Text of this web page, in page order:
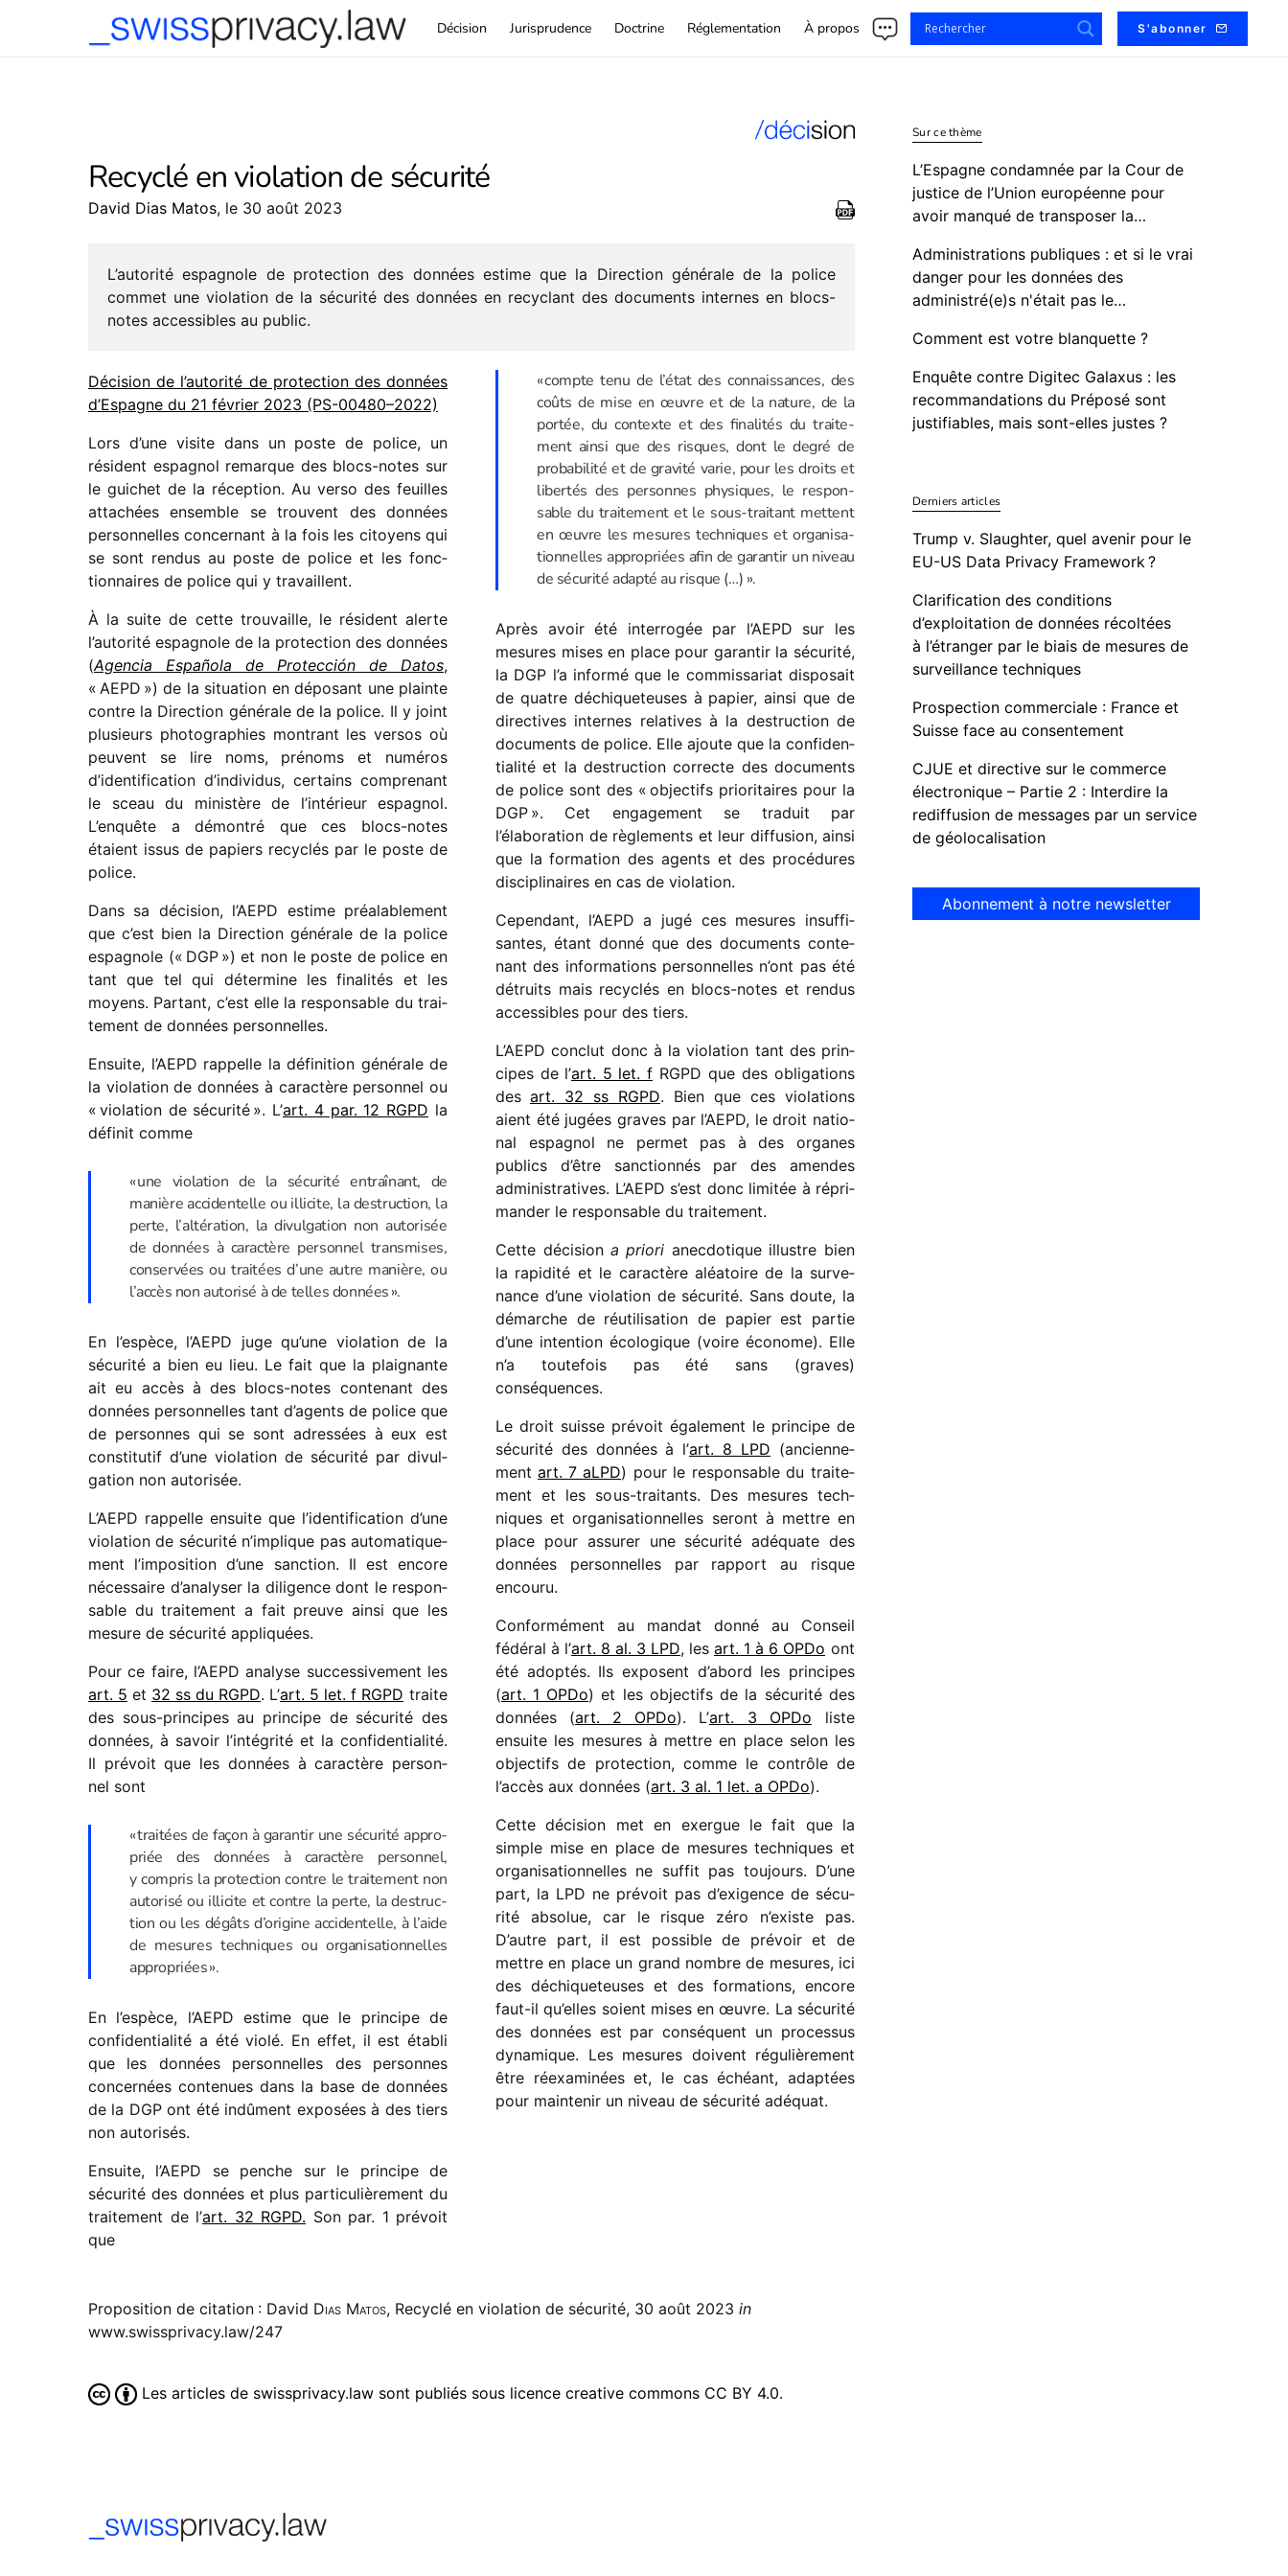
Décision Jurisprudence Doctrine Réglementation À propos S'abonner
Recyclé en violation de sécurité
David Dias Matos, le 30 août 2023
L’autorité espa­gnole de protec­tion des données estime que la Direction géné­rale de la police
commet une viola­tion de la sécu­rité des données en recy­clant des docu­ments internes en blocs-
notes acces­sibles au public.
Décision de l’autorité de protec­tion des données
d’Espagne du 21 février 2023 (PS-00480–2022)
Lors d’une visite dans un poste de police, un
résident espa­gnol remarque des blocs-notes sur
le guichet de la récep­tion. Au verso des feuilles
atta­chées ensemble se trouvent des données
person­nelles concer­nant à la fois les citoyens qui
se sont rendus au poste de police et les fonc­
tion­naires de police qui y travaillent.
À la suite de cette trou­vaille, le résident alerte
l’autorité espa­gnole de la protec­tion des données
(Agencia Española de Protección de Datos,
« AEPD ») de la situa­tion en dépo­sant une plainte
contre la Direction géné­rale de la police. Il y joint
plusieurs photo­gra­phies montrant les versos où
peuvent se lire noms, prénoms et numé­ros
d’identification d’individus, certains compre­nant
le sceau du minis­tère de l’intérieur espa­gnol.
L’enquête a démon­tré que ces blocs-notes
étaient issus de papiers recy­clés par le poste de
police.
Dans sa déci­sion, l’AEPD estime préa­la­ble­ment
que c’est bien la Direction géné­rale de la police
espa­gnole (« DGP ») et non le poste de police en
tant que tel qui déter­mine les fina­li­tés et les
moyens. Partant, c’est elle la respon­sable du trai­
te­ment de données personnelles.
Ensuite, l’AEPD rappelle la défi­ni­tion géné­rale de
la viola­tion de données à carac­tère person­nel ou
« viola­tion de sécu­rité ». L’art. 4 par. 12 RGPD la
défi­nit comme
« une viola­tion de la sécu­rité entraî­nant, de
manière acci­den­telle ou illi­cite, la destruc­tion, la
perte, l’al­té­ra­tion, la divul­ga­tion non auto­ri­sée
de données à carac­tère person­nel trans­mises,
conser­vées ou trai­tées d’une autre manière, ou
l’ac­cès non auto­risé à de telles données ».
En l’espèce, l’AEPD juge qu’une viola­tion de la
sécu­rité a bien eu lieu. Le fait que la plai­gnante
ait eu accès à des blocs-notes conte­nant des
données person­nelles tant d’agents de police que
de personnes qui se sont adres­sées à eux est
consti­tu­tif d’une viola­tion de sécu­rité par divul­
ga­tion non autorisée.
L’AEPD rappelle ensuite que l’identification d’une
viola­tion de sécu­rité n’implique pas auto­ma­ti­que­
ment l’imposition d’une sanc­tion. Il est encore
néces­saire d’analyser la dili­gence dont le respon­
sable du trai­te­ment a fait preuve ainsi que les
mesure de sécu­rité appliquées.
Pour ce faire, l’AEPD analyse succes­si­ve­ment les
art. 5 et 32 ss du RGPD. L’art. 5 let. f RGPD traite
des sous-prin­cipes au prin­cipe de sécu­rité des
données, à savoir l’intégrité et la confi­den­tia­lité.
Il prévoit que les données à carac­tère person­
nel sont
« trai­tées de façon à garan­tir une sécu­rité appro­
priée des données à carac­tère person­nel,
y compris la protec­tion contre le trai­te­ment non
auto­risé ou illi­cite et contre la perte, la destruc­
tion ou les dégâts d’ori­gine acci­den­telle, à l’aide
de mesures tech­niques ou orga­ni­sa­tion­nelles
appropriées ».
En l’espèce, l’AEPD estime que le prin­cipe de
confi­den­tia­lité a été violé. En effet, il est établi
que les données person­nelles des personnes
concer­nées conte­nues dans la base de données
de la DGP ont été indû­ment expo­sées à des tiers
non autorisés.
Ensuite, l’AEPD se penche sur le prin­cipe de
sécu­rité des données et plus parti­cu­liè­re­ment du
trai­te­ment de l’art. 32 RGPD. Son par. 1 prévoit
que
« compte tenu de l’état des connais­sances, des
coûts de mise en œuvre et de la nature, de la
portée, du contexte et des fina­li­tés du trai­te­
ment ainsi que des risques, dont le degré de
proba­bi­lité et de gravité varie, pour les droits et
liber­tés des personnes physiques, le respon­
sable du trai­te­ment et le sous-trai­tant mettent
en œuvre les mesures tech­niques et orga­ni­sa­
tion­nelles appro­priées afin de garan­tir un niveau
de sécu­rité adapté au risque (…) ».
Après avoir été inter­ro­gée par l’AEPD sur les
mesures mises en place pour garan­tir la sécu­rité,
la DGP l’a informé que le commis­sa­riat dispo­sait
de quatre déchi­que­teuses à papier, ainsi que de
direc­tives internes rela­tives à la destruc­tion de
docu­ments de police. Elle ajoute que la confi­den­
tia­lité et la destruc­tion correcte des docu­ments
de police sont des « objec­tifs prio­ri­taires pour la
DGP ». Cet enga­ge­ment se traduit par
l’élaboration de règle­ments et leur diffu­sion, ainsi
que la forma­tion des agents et des procé­dures
disci­pli­naires en cas de violation.
Cependant, l’AEPD a jugé ces mesures insuf­fi­
santes, étant donné que des docu­ments conte­
nant des infor­ma­tions person­nelles n’ont pas été
détruits mais recy­clés en blocs-notes et rendus
acces­sibles pour des tiers.
L’AEPD conclut donc à la viola­tion tant des prin­
cipes de l’art. 5 let. f RGPD que des obli­ga­tions
des art. 32 ss RGPD. Bien que ces viola­tions
aient été jugées graves par l’AEPD, le droit natio­
nal espa­gnol ne permet pas à des organes
publics d’être sanc­tion­nés par des amendes
admi­nis­tra­tives. L’AEPD s’est donc limi­tée à répri­
man­der le respon­sable du traitement.
Cette déci­sion a priori anec­do­tique illustre bien
la rapi­dité et le carac­tère aléa­toire de la surve­
nance d’une viola­tion de sécu­rité. Sans doute, la
démarche de réuti­li­sa­tion de papier est partie
d’une inten­tion écolo­gique (voire économe). Elle
n’a toute­fois pas été sans (graves)
conséquences.
Le droit suisse prévoit égale­ment le prin­cipe de
sécu­rité des données à l’art. 8 LPD (ancien­ne­
ment art. 7 aLPD) pour le respon­sable du trai­te­
ment et les sous-trai­tants. Des mesures tech­
niques et orga­ni­sa­tion­nelles seront à mettre en
place pour assu­rer une sécu­rité adéquate des
données person­nelles par rapport au risque
encouru.
Conformément au mandat donné au Conseil
fédé­ral à l’art. 8 al. 3 LPD, les art. 1 à 6 OPDo ont
été adop­tés. Ils exposent d’abord les prin­cipes
(art. 1 OPDo) et les objec­tifs de la sécu­rité des
données (art. 2 OPDo). L’art. 3 OPDo liste
ensuite les mesures à mettre en place selon les
objec­tifs de protec­tion, comme le contrôle de
l’accès aux données (art. 3 al. 1 let. a OPDo).
Cette déci­sion met en exergue le fait que la
simple mise en place de mesures tech­niques et
orga­ni­sa­tion­nelles ne suffit pas toujours. D’une
part, la LPD ne prévoit pas d’exigence de sécu­
rité abso­lue, car le risque zéro n’existe pas.
D’autre part, il est possible de prévoir et de
mettre en place un grand nombre de mesures, ici
des déchi­que­teuses et des forma­tions, encore
faut-il qu’elles soient mises en œuvre. La sécu­rité
des données est par consé­quent un proces­sus
dyna­mique. Les mesures doivent régu­liè­re­ment
être réexa­mi­nées et, le cas échéant, adap­tées
pour main­te­nir un niveau de sécu­rité adéquat.
Proposition de citation : David Dias Matos, Recyclé en violation de sécurité, 30 août 2023 in
www.swissprivacy.law/247
Les articles de swissprivacy.law sont publiés sous licence creative commons CC BY 4.0.
Sur ce thème
L’Espagne condamnée par la Cour de
justice de l’Union européenne pour
avoir manqué de transposer la…
Administrations publiques : et si le vrai
danger pour les données des
administré(e)s n'était pas le…
Comment est votre blanquette ?
Enquête contre Digitec Galaxus : les
recommandations du Préposé sont
justifiables, mais sont-elles justes ?
Derniers articles
Trump v. Slaughter, quel avenir pour le
EU-US Data Privacy Framework ?
Clarification des conditions
d’exploitation de données récoltées
à l’étranger par le biais de mesures de
surveillance techniques
Prospection commerciale : France et
Suisse face au consentement
CJUE et directive sur le commerce
électronique – Partie 2 : Interdire la
rediffusion de messages par un service
de géolocalisation
Abonnement à notre newsletter